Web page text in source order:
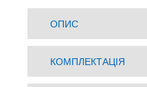
ОПИС
КОМПЛЕКТАЦІЯ